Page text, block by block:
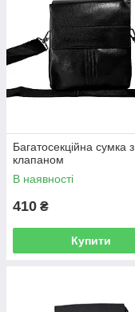
Багатосекційна сумка з
клапаном
В наявності
410 ₴
Купити